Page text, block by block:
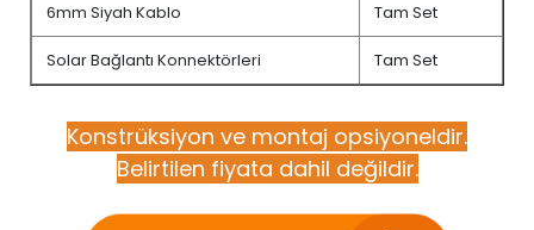
6mm Siyah Kablo Tam Set
Solar Bağlantı Konnektörleri Tam Set
Konstrüksiyon ve montaj opsiyoneldir.
Belirtilen fiyata dahil değildir.